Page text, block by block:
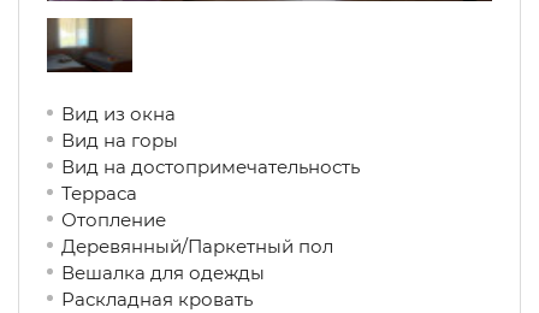
Вид из окна
Вид на горы
Вид на достопримечательность
Терраса
Отопление
Деревянный/Паркетный пол
Вешалка для одежды
Раскладная кровать